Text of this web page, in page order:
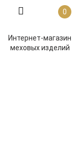
0
Интернет-магазин
меховых изделий